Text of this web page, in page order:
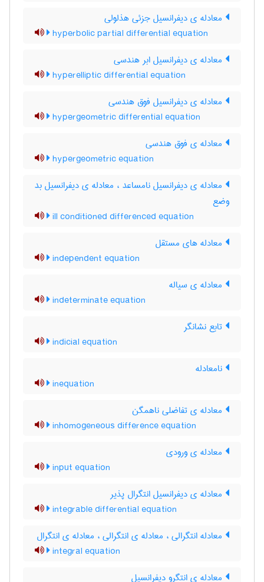
معادله ی دیفرانسیل جزئی هذلولی
hyperbolic partial differential equation
معادله ی دیفرانسیل ابر هندسی
hyperelliptic differential equation
معادله ی دیفرانسیل فوق هندسی
hypergeometric differential equation
معادله ی فوق هندسی
hypergeometric equation
معادله ی دیفرانسیل نامساعد ، معادله ی دیفرانسیل بد
وضع
ill conditioned differenced equation
معادله های مستقل
independent equation
معادله ی سیاله
indeterminate equation
تابع نشانگر
indicial equation
نامعادله
inequation
معادله ی تفاضلی ناهمگن
inhomogeneous difference equation
معادله ی ورودی
input equation
معادله ی دیفرانسیل انتگرال پذیر
integrable differential equation
معادله انتگرالی ، معادله ی انتگرالی ، معادله ی انتگرال
integral equation
معادله ی انتگرو دیفرانسیل